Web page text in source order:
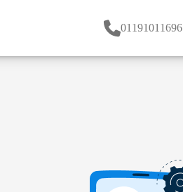
01191011696